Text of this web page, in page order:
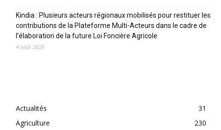
Kindia : Plusieurs acteurs régionaux mobilisés pour restituer les
contributions de la Plateforme Multi-Acteurs dans le cadre de
l’élaboration de la future Loi Foncière Agricole
4 août 2026
Actualités
31
Agriculture
230